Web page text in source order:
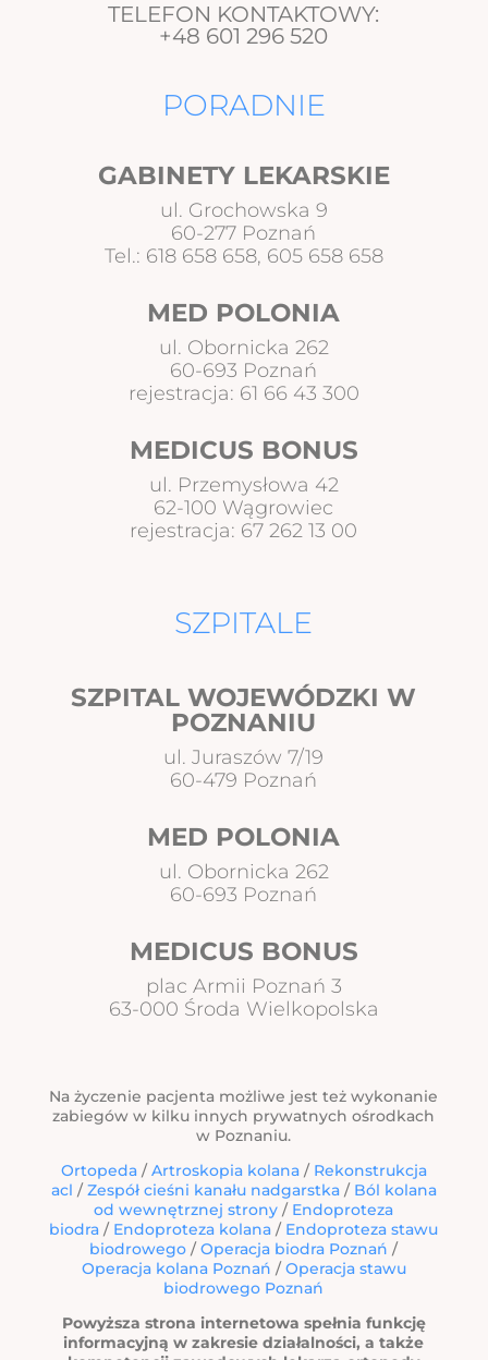
TELEFON KONTAKTOWY:
+48 601 296 520
PORADNIE
GABINETY LEKARSKIE
ul. Grochowska 9
60-277 Poznań
Tel.: 618 658 658, 605 658 658
MED POLONIA
ul. Obornicka 262
60-693 Poznań
rejestracja: 61 66 43 300
MEDICUS BONUS
ul. Przemysłowa 42
62-100 Wągrowiec
rejestracja: 67 262 13 00
SZPITALE
SZPITAL WOJEWÓDZKI W
POZNANIU
ul. Juraszów 7/19
60-479 Poznań
MED POLONIA
ul. Obornicka 262
60-693 Poznań
MEDICUS BONUS
plac Armii Poznań 3
63-000 Środa Wielkopolska
Na życzenie pacjenta możliwe jest też wykonanie
zabiegów w kilku innych prywatnych ośrodkach
w Poznaniu.
Ortopeda / Artroskopia kolana / Rekonstrukcja
acl / Zespół cieśni kanału nadgarstka / Ból kolana
od wewnętrznej strony / Endoproteza
biodra / Endoproteza kolana / Endoproteza stawu
biodrowego / Operacja biodra Poznań /
Operacja kolana Poznań / Operacja stawu
biodrowego Poznań
Powyższa strona internetowa spełnia funkcję
informacyjną w zakresie działalności, a także